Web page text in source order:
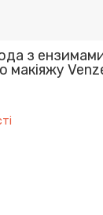
з
макіяжу